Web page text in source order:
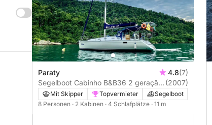
Paraty 4.8(7)
Segelboot Cabinho B&B36 2 geração
11m
(2007)
Mit Skipper Topvermieter
Segelboot
8 Personen · 2 Kabinen · 4 Schlafplätze · 11 m